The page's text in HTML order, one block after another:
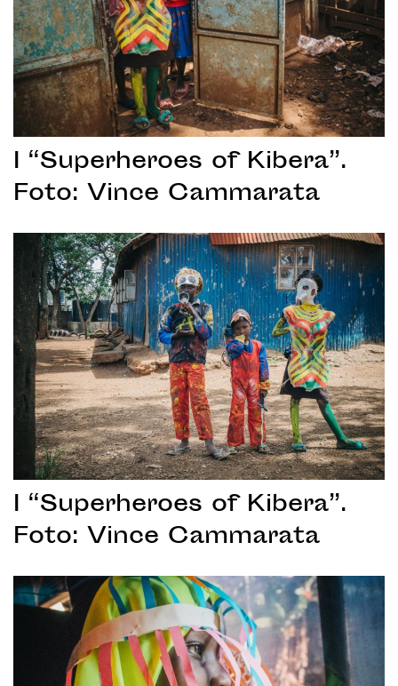
I “Superheroes of Kibera”.
Foto: Vince Cammarata
I “Superheroes of Kibera”.
Foto: Vince Cammarata